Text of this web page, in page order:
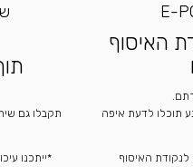
האיסוף
תוכלו לדעת איפה
תוך 1-4 ימי
תקבלו גם